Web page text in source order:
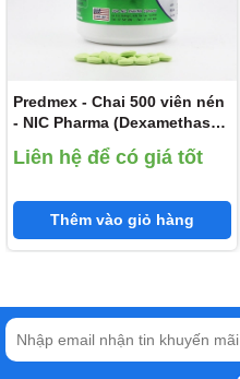
Predmex - Chai 500 viên nén
- NIC Pharma (Dexamethason
Liên hệ để có giá tốt
Thêm vào giỏ hàng